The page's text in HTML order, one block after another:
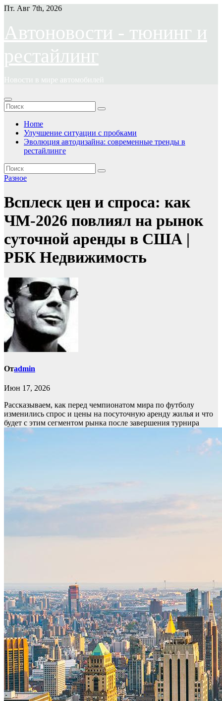
Перейти
содержимому
Пт. Авг 7th, 2026
Автоновости - тюнинг и
рестайлинг
Новости в мире автомобилей
Home
Улучшение ситуации с пробками
Эволюция автодизайна: современные тренды в
рестайлинге
Разное
Всплеск цен и спроса: как
ЧМ-2026 повлиял на рынок
суточной аренды в США |
РБК Недвижимость
Отadmin
Июн 17, 2026
Рассказываем, как перед чемпионатом мира по футболу
изменились спрос и цены на посуточную аренду жилья и что
будет с этим сегментом рынка после завершения турнира